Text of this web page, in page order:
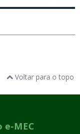
Voltar para o topo
e-MEC